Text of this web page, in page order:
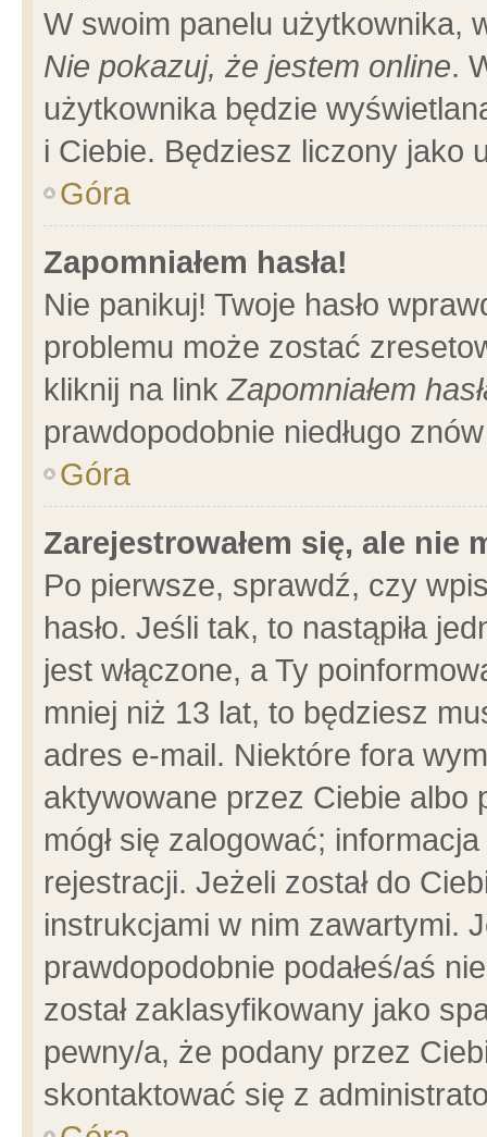
W swoim panelu użytkownika,
Nie pokazuj, że jestem online.
użytkownika będzie
i Ciebie. Będziesz liczony jako
Góra
Zapomniałem hasła!
Nie panikuj! Twoje hasło
problemu może zostać
kliknij na linkZapomniałem
prawdopodobnie niedługo
Góra
Zarejestrowałem się, ale nie
Po pierwsze, sprawdź, czy
hasło. Jeśli tak, to nastąpiła
jest włączone, a Ty
mniej niż 13 lat, to będziesz
adres e-mail. Niektóre fora
aktywowane przez Ciebie albo
mógł się zalogować;
rejestracji. Jeżeli został do
instrukcjami w nim zawartymi.
prawdopodobnie podałeś/aś
został zaklasyfikowany jako
pewny/a, że podany przez
skontaktować się z